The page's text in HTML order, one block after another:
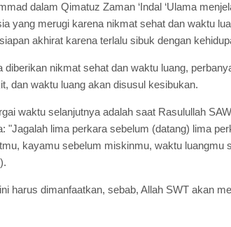
dalam Qimatuz Zaman ‘Indal ‘Ulama
yang merugi karena nikmat sehat dan waktu
akhirat karena terlalu sibuk dengan
diberikan nikmat sehat dan waktu luang,
dan waktu luang akan disusul kesibukan.
waktu selanjutnya adalah saat Rasulullah
"Jagalah lima perkara sebelum (datang) lima
kayamu sebelum miskinmu, waktu luangmu
harus dimanfaatkan, sebab, Allah SWT akan